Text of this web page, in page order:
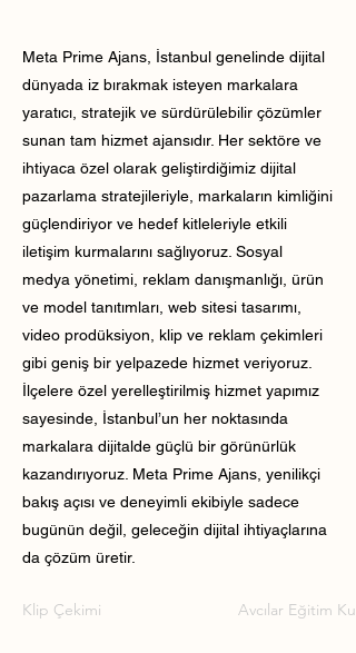
Meta Prime Ajans, İstanbul genelinde dijital
dünyada iz bırakmak isteyen markalara
yaratıcı, stratejik ve sürdürülebilir çözümler
sunan tam hizmet ajansıdır. Her sektöre ve
ihtiyaca özel olarak geliştirdiğimiz dijital
pazarlama stratejileriyle, markaların kimliğini
güçlendiriyor ve hedef kitleleriyle etkili
iletişim kurmalarını sağlıyoruz. Sosyal
medya yönetimi, reklam danışmanlığı, ürün
ve model tanıtımları, web sitesi tasarımı,
video prodüksiyon, klip ve reklam çekimleri
gibi geniş bir yelpazede hizmet veriyoruz.
İlçelere özel yerelleştirilmiş hizmet yapımız
sayesinde, İstanbul’un her noktasında
markalara dijitalde güçlü bir görünürlük
kazandırıyoruz. Meta Prime Ajans, yenilikçi
bakış açısı ve deneyimli ekibiyle sadece
bugünün değil, geleceğin dijital ihtiyaçlarına
da çözüm üretir.
Klip Çekimi Avcılar Eğitim